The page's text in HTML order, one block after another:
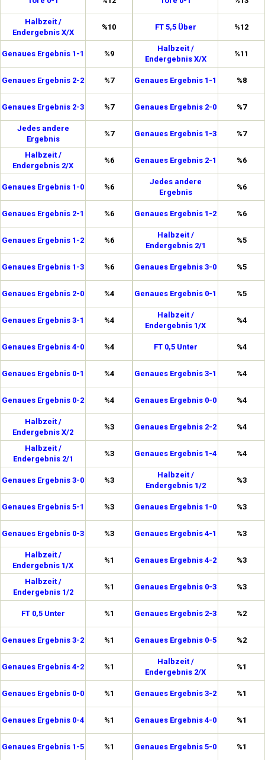
Halbzeit /
Endergebnis X/X
%10
Genaues Ergebnis 1-1 %9
Genaues Ergebnis 2-2 %7
Genaues Ergebnis 2-3 %7
Jedes andere
Ergebnis
%7
Halbzeit /
Endergebnis 2/X
%6
Genaues Ergebnis 1-0 %6
Genaues Ergebnis 2-1 %6
Genaues Ergebnis 1-2 %6
Genaues Ergebnis 1-3 %6
Genaues Ergebnis 2-0 %4
Genaues Ergebnis 3-1 %4
Genaues Ergebnis 4-0 %4
Genaues Ergebnis 0-1 %4
Genaues Ergebnis 0-2 %4
Halbzeit /
Endergebnis X/2
%3
Halbzeit /
Endergebnis 2/1
%3
Genaues Ergebnis 3-0 %3
Genaues Ergebnis 5-1 %3
Genaues Ergebnis 0-3 %3
Halbzeit /
Endergebnis 1/X
%1
Halbzeit /
Endergebnis 1/2
%1
FT 0,5 Unter %1
Genaues Ergebnis 3-2 %1
Genaues Ergebnis 4-2 %1
Genaues Ergebnis 0-0 %1
Genaues Ergebnis 0-4 %1
Genaues Ergebnis 1-5 %1
FT 5,5 Über %12
Halbzeit /
Endergebnis X/X
%11
Genaues Ergebnis 1-1 %8
Genaues Ergebnis 2-0 %7
Genaues Ergebnis 1-3 %7
Genaues Ergebnis 2-1 %6
Jedes andere
Ergebnis
%6
Genaues Ergebnis 1-2 %6
Halbzeit /
Endergebnis 2/1
%5
Genaues Ergebnis 3-0 %5
Genaues Ergebnis 0-1 %5
Halbzeit /
Endergebnis 1/X
%4
FT 0,5 Unter %4
Genaues Ergebnis 3-1 %4
Genaues Ergebnis 0-0 %4
Genaues Ergebnis 2-2 %4
Genaues Ergebnis 1-4 %4
Halbzeit /
Endergebnis 1/2
%3
Genaues Ergebnis 1-0 %3
Genaues Ergebnis 4-1 %3
Genaues Ergebnis 4-2 %3
Genaues Ergebnis 0-3 %3
Genaues Ergebnis 2-3 %2
Genaues Ergebnis 0-5 %2
Halbzeit /
Endergebnis 2/X
%1
Genaues Ergebnis 3-2 %1
Genaues Ergebnis 4-0 %1
Genaues Ergebnis 5-0 %1